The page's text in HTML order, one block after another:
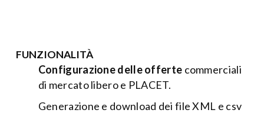
FUNZIONALITÀ
Configurazione delle offerte commerciali
di mercato libero e PLACET.
Generazione e download dei file XML e csv